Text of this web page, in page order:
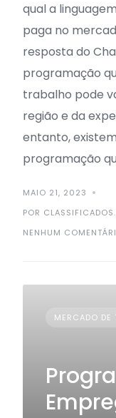
qual a
paga no
resposta do
programação
trabalho pode
região e da
entanto,
programação
MAIO 21, 2023
POR
NENHUM
MERCADO DE